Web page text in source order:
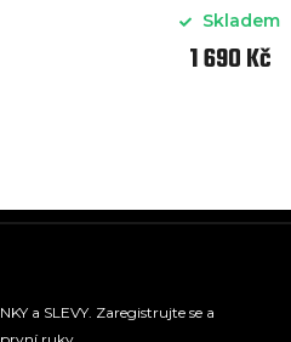
Skladem
1 690 Kč
a SLEVY. Zaregistrujte se a